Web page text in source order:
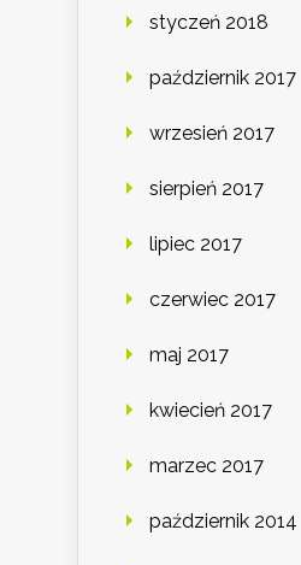
styczeń 2018
październik 2017
wrzesień 2017
sierpień 2017
lipiec 2017
czerwiec 2017
maj 2017
kwiecień 2017
marzec 2017
październik 2014